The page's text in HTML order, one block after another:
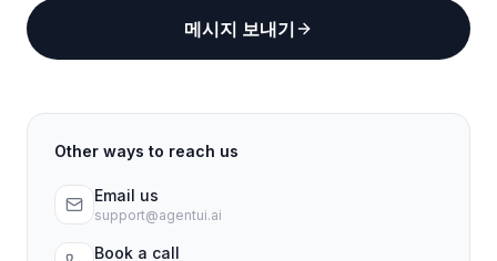
메시지 보내기
Other ways to reach us
Email us
support@agentui.ai
Book a call